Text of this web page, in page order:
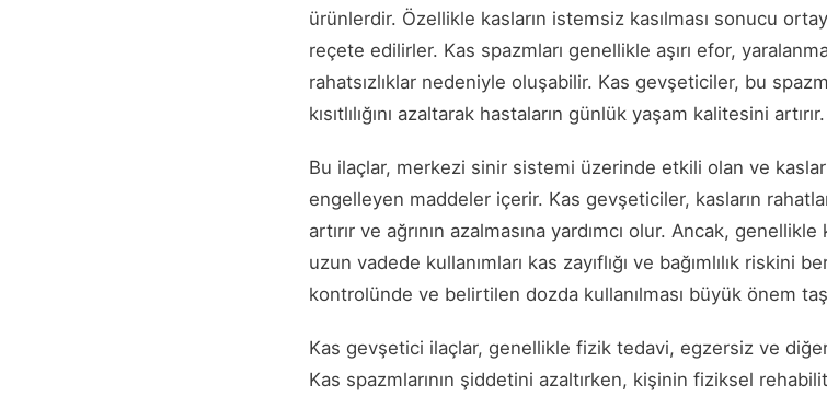
ürünlerdir. Özellikle kasların istemsiz kasılması sonucu
reçete edilirler. Kas spazmları genellikle aşırı efor,
rahatsızlıklar nedeniyle oluşabilir. Kas gevşeticiler, bu
kısıtlılığını azaltarak hastaların günlük yaşam kalitesini artırır.
Bu ilaçlar, merkezi sinir sistemi üzerinde etkili olan ve
engelleyen maddeler içerir. Kas gevşeticiler, kasların
artırır ve ağrının azalmasına yardımcı olur. Ancak,
uzun vadede kullanımları kas zayıflığı ve bağımlılık riskini
kontrolünde ve belirtilen dozda kullanılması büyük önem
Kas gevşetici ilaçlar, genellikle fizik tedavi, egzersiz ve
Kas spazmlarının şiddetini azaltırken, kişinin fiziksel